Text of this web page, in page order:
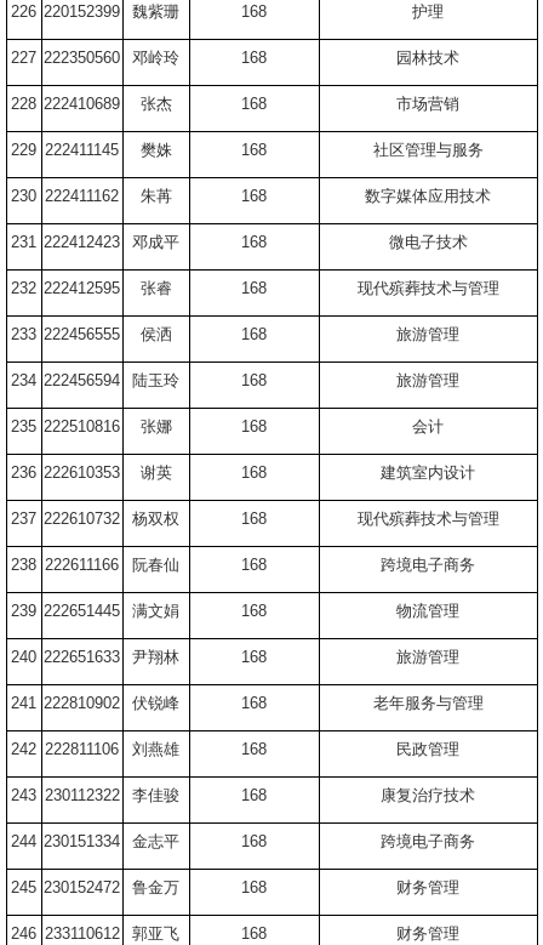
226 220152399 魏紫珊 168 护理
227 222350560 邓岭玲 168 园林技术
228 222410689 张杰 168 市场营销
229 222411145 樊姝 168 社区管理与服务
230 222411162 朱苒 168 数字媒体应用技术
231 222412423 邓成平 168 微电子技术
232 222412595 张睿 168 现代殡葬技术与管理
233 222456555 侯洒 168 旅游管理
234 222456594 陆玉玲 168 旅游管理
235 222510816 张娜 168 会计
236 222610353 谢英 168 建筑室内设计
237 222610732 杨双权 168 现代殡葬技术与管理
238 222611166 阮春仙 168 跨境电子商务
239 222651445 满文娟 168 物流管理
240 222651633 尹翔林 168 旅游管理
241 222810902 伏锐峰 168 老年服务与管理
242 222811106 刘燕雄 168 民政管理
243 230112322 李佳骏 168 康复治疗技术
244 230151334 金志平 168 跨境电子商务
245 230152472 鲁金万 168 财务管理
246 233110612 郭亚飞 168 财务管理